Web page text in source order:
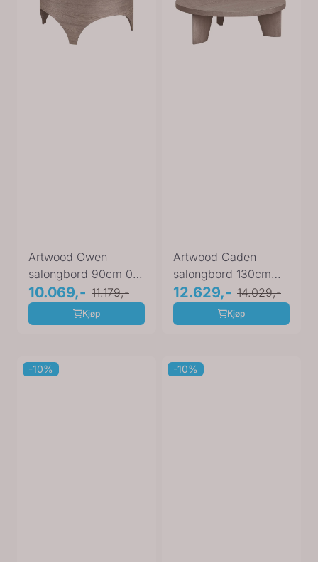
Artwood Owen
salongbord 90cm 06-
88613
10.069,- 11.179,-
Kjøp
Artwood Caden
salongbord 130cm
06-88513
12.629,- 14.029,-
Kjøp
-10% -10%